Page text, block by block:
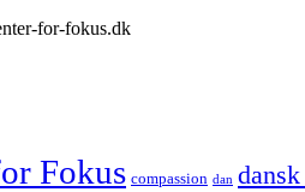
for-fokus.dk
Fokus compassion dan